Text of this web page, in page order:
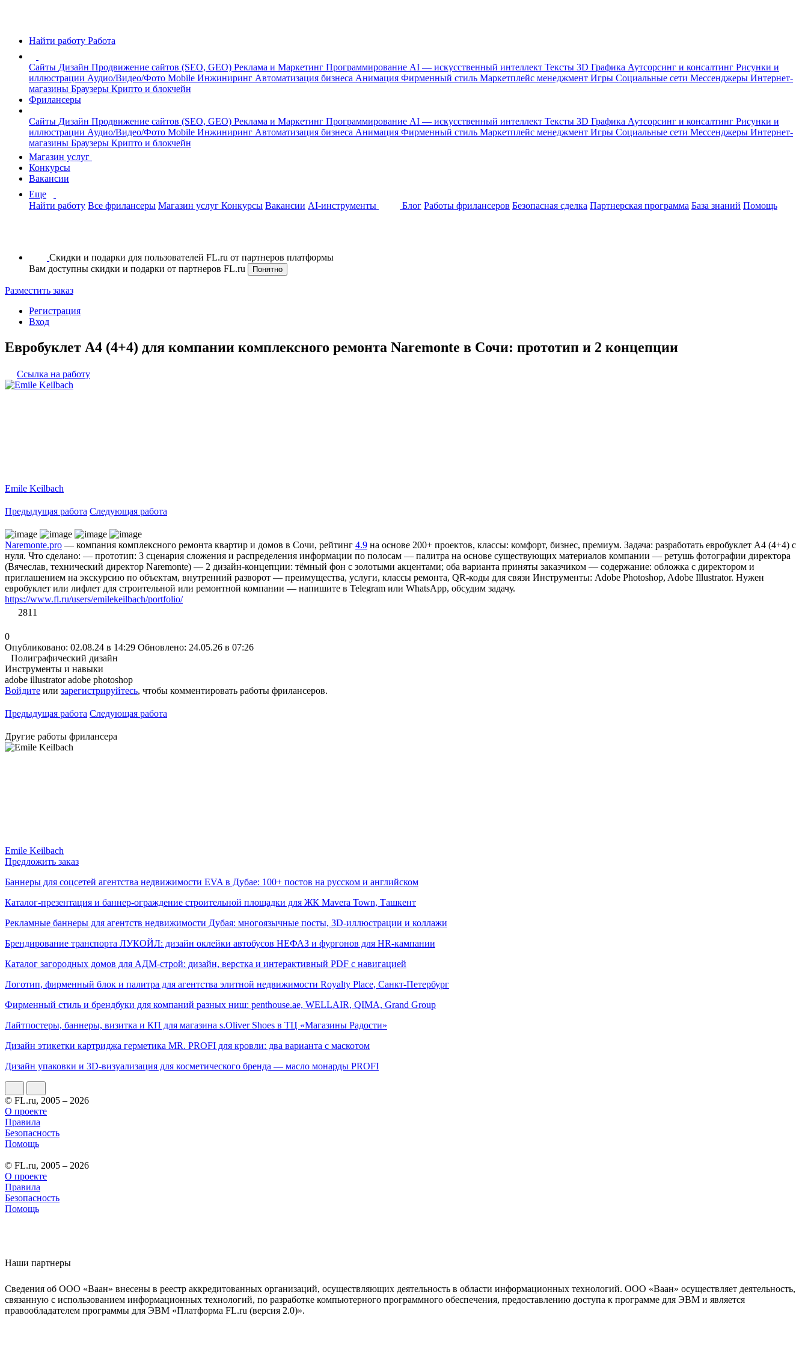
Найти работу Работа
Сайты Дизайн Продвижение сайтов (SEO, GEO) Реклама и Маркетинг Программирование AI — искусственный интеллект Тексты 3D Графика Аутсорсинг и консалтинг Рисунки и
иллюстрации Аудио/Видео/Фото Mobile Инжиниринг Автоматизация бизнеса Анимация Фирменный стиль Маркетплейс менеджмент Игры Социальные сети Мессенджеры Интернет-
магазины Браузеры Крипто и блокчейн
Фрилансеры
Сайты Дизайн Продвижение сайтов (SEO, GEO) Реклама и Маркетинг Программирование AI — искусственный интеллект Тексты 3D Графика Аутсорсинг и консалтинг Рисунки и
иллюстрации Аудио/Видео/Фото Mobile Инжиниринг Автоматизация бизнеса Анимация Фирменный стиль Маркетплейс менеджмент Игры Социальные сети Мессенджеры Интернет-
магазины Браузеры Крипто и блокчейн
Магазин услуг
Конкурсы
Вакансии
Еще
Найти работу Все фрилансеры Магазин услуг Конкурсы Вакансии AI-инструменты Блог Работы фрилансеров Безопасная сделка Партнерская программа База знаний Помощь
Скидки и подарки для пользователей FL.ru от партнеров платформы
Вам доступны скидки и подарки от партнеров FL.ru
Понятно
Разместить заказ
Регистрация
Вход
Евробуклет А4 (4+4) для компании комплексного ремонта Naremonte в Сочи: прототип и 2 концепции
Ссылка на работу
Emile Keilbach
Предыдущая работа Следующая работа
Naremonte.pro — компания комплексного ремонта квартир и домов в Сочи, рейтинг 4.9 на основе 200+ проектов, классы: комфорт, бизнес, премиум. Задача: разработать евробуклет А4 (4+4) с
нуля. Что сделано: — прототип: 3 сценария сложения и распределения информации по полосам — палитра на основе существующих материалов компании — ретушь фотографии директора
(Вячеслав, технический директор Naremonte) — 2 дизайн-концепции: тёмный фон с золотыми акцентами; оба варианта приняты заказчиком — содержание: обложка с директором и
приглашением на экскурсию по объектам, внутренний разворот — преимущества, услуги, классы ремонта, QR-коды для связи Инструменты: Adobe Photoshop, Adobe Illustrator. Нужен
евробуклет или лифлет для строительной или ремонтной компании — напишите в Telegram или WhatsApp, обсудим задачу.
https://www.fl.ru/users/emilekeilbach/portfolio/
2811
0
Опубликовано: 02.08.24 в 14:29 Обновлено: 24.05.26 в 07:26
Полиграфический дизайн
Инструменты и навыки
adobe illustratoradobe photoshop
Войдите или зарегистрируйтесь, чтобы комментировать работы фрилансеров.
Предыдущая работа Следующая работа
Другие работы фрилансера
Emile Keilbach
Предложить заказ
Баннеры для соцсетей агентства недвижимости EVA в Дубае: 100+ постов на русском и английском
Каталог-презентация и баннер-ограждение строительной площадки для ЖК Mavera Town, Ташкент
Рекламные баннеры для агентств недвижимости Дубая: многоязычные посты, 3D-иллюстрации и коллажи
Брендирование транспорта ЛУКОЙЛ: дизайн оклейки автобусов НЕФАЗ и фургонов для HR-кампании
Каталог загородных домов для АДМ-строй: дизайн, верстка и интерактивный PDF с навигацией
Логотип, фирменный блок и палитра для агентства элитной недвижимости Royalty Place, Санкт-Петербург
Фирменный стиль и брендбуки для компаний разных ниш: penthouse.ae, WELLAIR, QIMA, Grand Group
Лайтпостеры, баннеры, визитка и КП для магазина s.Oliver Shoes в ТЦ «Магазины Радости»
Дизайн этикетки картриджа герметика MR. PROFI для кровли: два варианта с маскотом
Дизайн упаковки и 3D-визуализация для косметического бренда — масло монарды PROFI
© FL.ru, 2005 – 2026
О проекте
Правила
Безопасность
Помощь
© FL.ru, 2005 – 2026
О проекте
Правила
Безопасность
Помощь
Наши партнеры
Сведения об ООО «Ваан» внесены в реестр аккредитованных организаций, осуществляющих деятельность в области информационных технологий. ООО «Ваан» осуществляет деятельность,
связанную с использованием информационных технологий, по разработке компьютерного программного обеспечения, предоставлению доступа к программе для ЭВМ и является
правообладателем программы для ЭВМ «Платформа FL.ru (версия 2.0)».